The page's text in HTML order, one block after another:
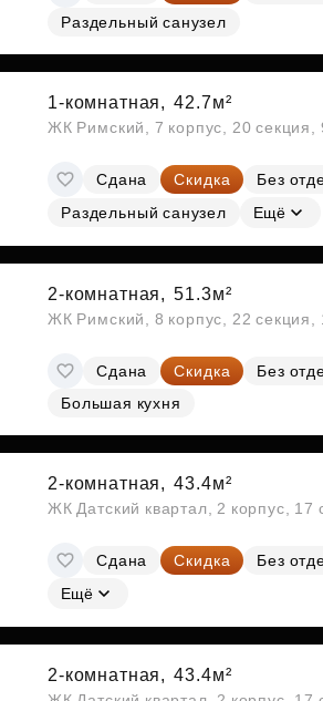
Раздельный санузел
1-комнатная, 42.7м²
ЖК Римский, 7 корпус, 20
Сдана Скидка Без
Раздельный санузел
Ещё
2-комнатная, 51.3м²
ЖК Римский, 8 корпус, 22
Сдана Скидка Без
Большая кухня
2-комнатная, 43.4м²
ЖК Датский квартал, 2 корпус,
Сдана Скидка Без
Ещё
2-комнатная, 43.4м²